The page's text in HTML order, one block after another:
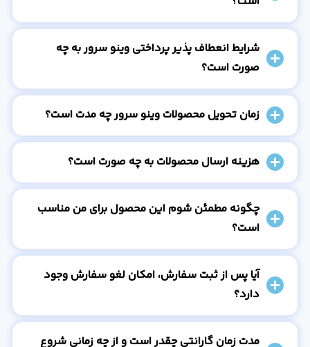
شرایط انعطاف پذیر پرداختی وینو سرور به چه
صورت است؟
زمان تحویل محصولات وینو سرور چه مدت است؟
هزینه ارسال محصولات به چه صورت است؟
چگونه مطمئن شوم این محصول برای من مناسب
است؟
آیا پس از ثبت سفارش، امکان لغو سفارش وجود
دارد؟
مدت زمان گارانتی چقدر است و از چه زمانی شروع